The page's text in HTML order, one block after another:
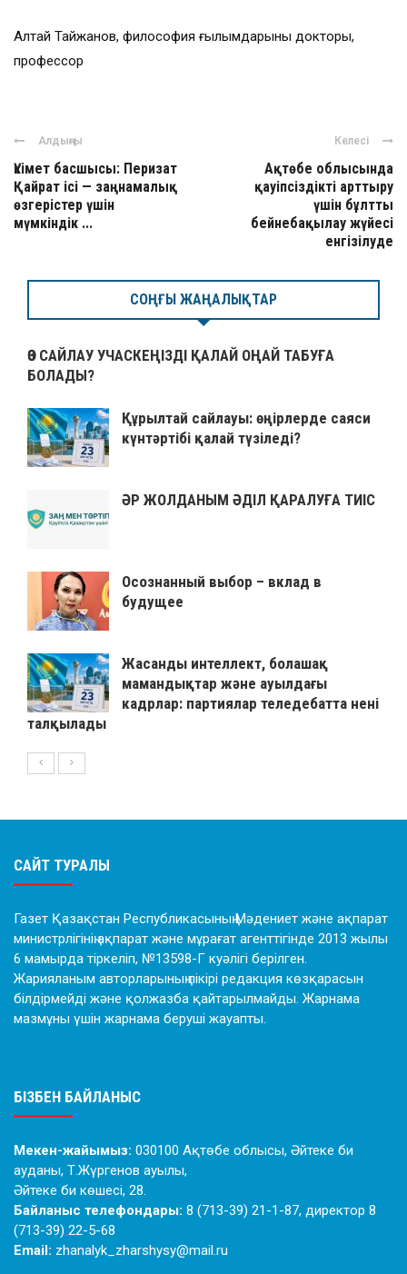
Алтай Тайжанов, философия ғылымдарының докторы,
профессор
Алдыңғы
Үкімет басшысы: Перизат
Қайрат ісі — заңнамалық
өзгерістер үшін
мүмкіндік ...
Келесі
Ақтөбе облысында
қауіпсіздікті арттыру
үшін бұлтты
бейнебақылау жүйесі
енгізілуде
СОҢҒЫ ЖАҢАЛЫҚТАР
ӨЗ САЙЛАУ УЧАСКЕҢІЗДІ ҚАЛАЙ ОҢАЙ ТАБУҒА
БОЛАДЫ?
Құрылтай сайлауы: өңірлерде саяси
күнтәртібі қалай түзіледі?
ӘР ЖОЛДАНЫМ ӘДІЛ ҚАРАЛУҒА ТИІС
Осознанный выбор – вклад в
будущее
Жасанды интеллект, болашақ
мамандықтар және ауылдағы
кадрлар: партиялар теледебатта нені
талқылады
САЙТ ТУРАЛЫ
Газет Қазақстан Республикасының Мәдениет және ақпарат
министрлігінің ақпарат және мұрағат агенттігінде 2013 жылы
6 мамырда тіркеліп, №13598-Г куәлігі берілген.
Жарияланым авторларының пікірі редакция көзқарасын
білдірмейді және қолжазба қайтарылмайды. Жарнама
мазмұны үшін жарнама беруші жауапты.
БІЗБЕН БАЙЛАНЫС
Мекен-жайымыз: 030100 Ақтөбе облысы, Әйтеке би
ауданы, Т.Жүргенов ауылы,
Әйтеке би көшесі, 28.
Байланыс телефондары: 8 (713-39) 21-1-87, директор 8
(713-39) 22-5-68
Email: zhanalyk_zharshysy@mail.ru